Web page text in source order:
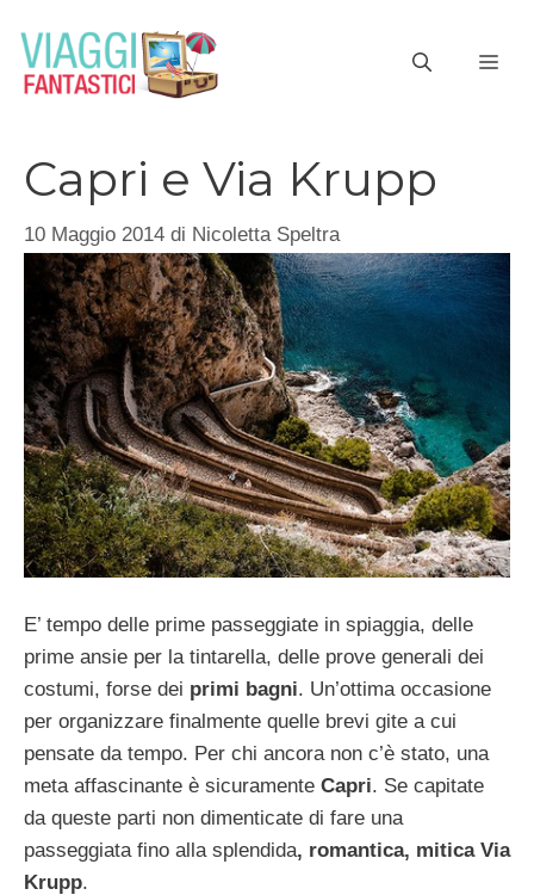
contenuto
Capri e Via Krupp
10 Maggio 2014 di Nicoletta Speltra
E’ tempo delle prime passeggiate in spiaggia, delle
prime ansie per la tintarella, delle prove generali dei
costumi, forse dei primi bagni. Un’ottima occasione
per organizzare finalmente quelle brevi gite a cui
pensate da tempo. Per chi ancora non c’è stato, una
meta affascinante è sicuramente Capri. Se capitate
da queste parti non dimenticate di fare una
passeggiata fino alla splendida, romantica, mitica Via
Krupp.